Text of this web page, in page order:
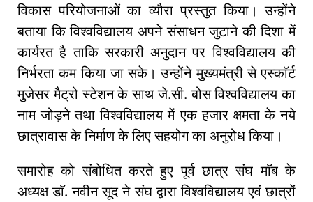
विकास परियोजनाओं का व्यौरा प्रस्तुत किया। उन्होंने
बताया कि विश्वविद्यालय अपने संसाधन जुटाने की दिशा में
कार्यरत है ताकि सरकारी अनुदान पर विश्वविद्यालय की
निर्भरता कम किया जा सके। उन्होंने मुख्यमंत्री से एस्काॅर्ट
मुजेसर मैट्रो स्टेशन के साथ जे.सी. बोस विश्वविद्यालय का
नाम जोड़ने तथा विश्वविद्यालय में एक हजार क्षमता के नये
छात्रावास के निर्माण के लिए सहयोग का अनुरोध किया।
समारोह को संबोधित करते हुए पूर्व छात्र संघ माॅब के
अध्यक्ष डाॅ. नवीन सूद ने संघ द्वारा विश्वविद्यालय एवं छात्रों